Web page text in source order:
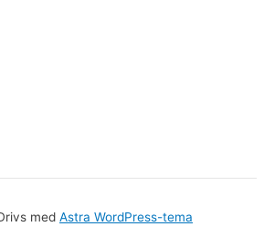
med Astra WordPress-tema